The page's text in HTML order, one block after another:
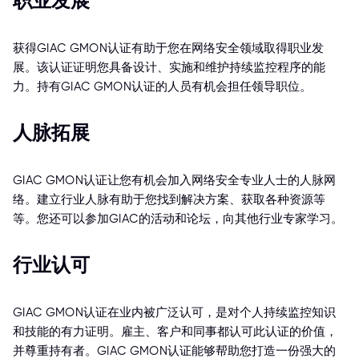
获得GIAC GMON认证有助于您在网络安全领域取得职业发
展。该认证证明您具备设计、实施和维护持续监控程序的能
力。持有GIAC GMON认证的人员有机会担任领导职位。
人脉拓展
GIAC GMON认证让您有机会加入网络安全专业人士的人脉网
络。建立行业人脉有助于您找到解决方案、获取各种资源等
等。您还可以参加GIAC的活动和论坛，向其他行业专家学习。
行业认可
GIAC GMON认证在业内被广泛认可，是对个人持续监控知识
和技能的有力证明。雇主、客户和同事都认可此认证的价值，
并尊重持有者。GIAC GMON认证能够帮助您打造一份强大的